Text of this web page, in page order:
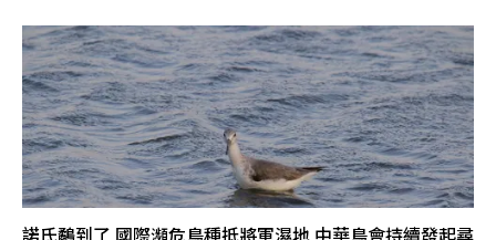
諾氏鷸到了 國際瀕危鳥種抵將軍濕地 中華鳥會持續發起尋